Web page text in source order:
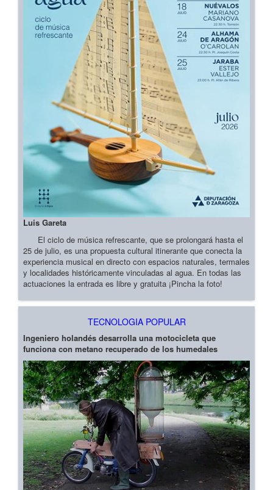
Luis Gareta
El ciclo de música refrescante, que se prolongará hasta el
25 de julio, es una propuesta cultural itinerante que conecta la
experiencia musical en directo con espacios naturales, termales
y localidades históricamente vinculadas al agua. En todas las
actuaciones la entrada es libre y gratuita ¡Pincha la foto!
TECNOLOGIA POPULAR
Ingeniero holandés desarrolla una motocicleta que
funciona con metano recuperado de los humedales